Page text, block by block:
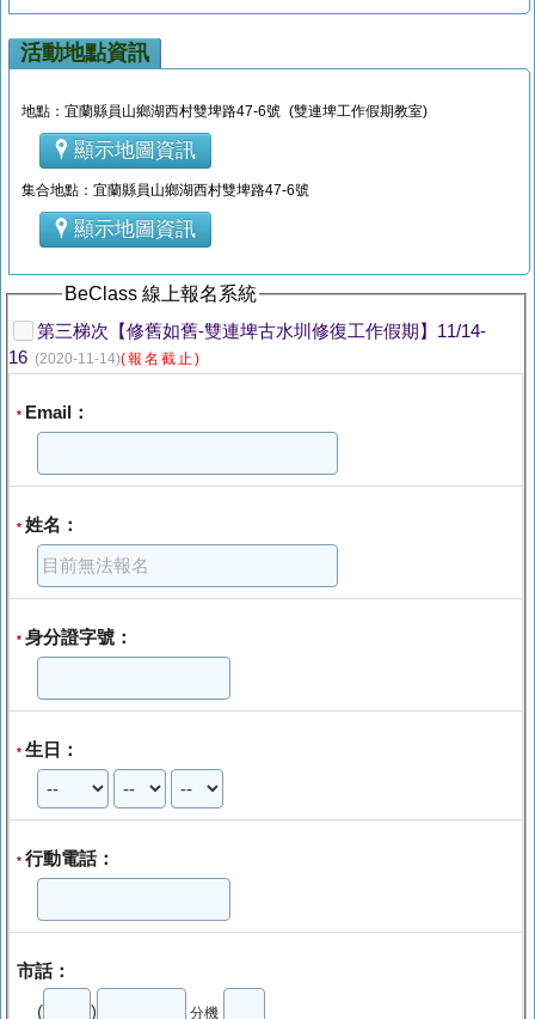
活動地點資訊
地點：宜蘭縣員山鄉湖西村雙埤路47-6號 (雙連埤工作假期教室)
顯示地圖資訊
集合地點：宜蘭縣員山鄉湖西村雙埤路47-6號
顯示地圖資訊
BeClass 線上報名系統
第三梯次【修舊如舊-雙連埤古水圳修復工作假期】11/14-
16 (2020-11-14)(報名截止)
* Email：
* 姓名：
* 身分證字號：
* 生日：
* 行動電話：
市話：
( ) 分機